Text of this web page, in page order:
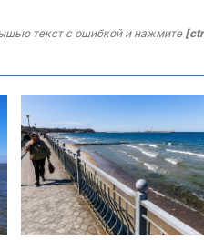
текст с ошибкой и нажмите